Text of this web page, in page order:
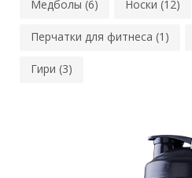
Медболы (6) Носки (12)
Перчатки для фитнеса (1)
Гири (3)